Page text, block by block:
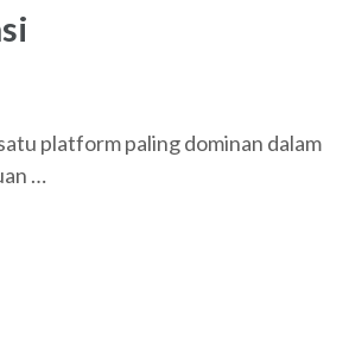
platform paling dominan dalam
…